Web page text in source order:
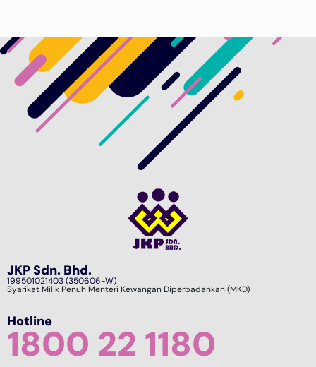
JKP Sdn. Bhd.
199501021403 (350606-W)
Syarikat Milik Penuh Menteri Kewangan Diperbadankan (MKD)
Hotline
1800 22 1180